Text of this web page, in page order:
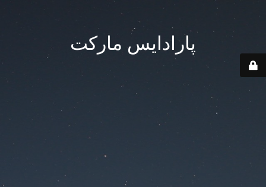
پارادایس مارکت